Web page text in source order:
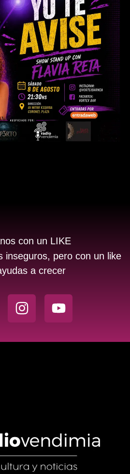
con un LIKE
inseguros, pero con un like
a crecer